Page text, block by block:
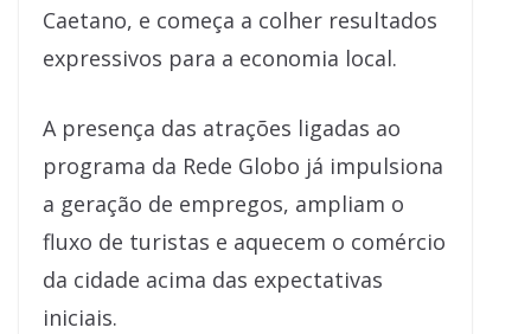
Caetano, e começa a colher resultados
expressivos para a economia local.
A presença das atrações ligadas ao
programa da Rede Globo já impulsiona
a geração de empregos, ampliam o
fluxo de turistas e aquecem o comércio
da cidade acima das expectativas
iniciais.